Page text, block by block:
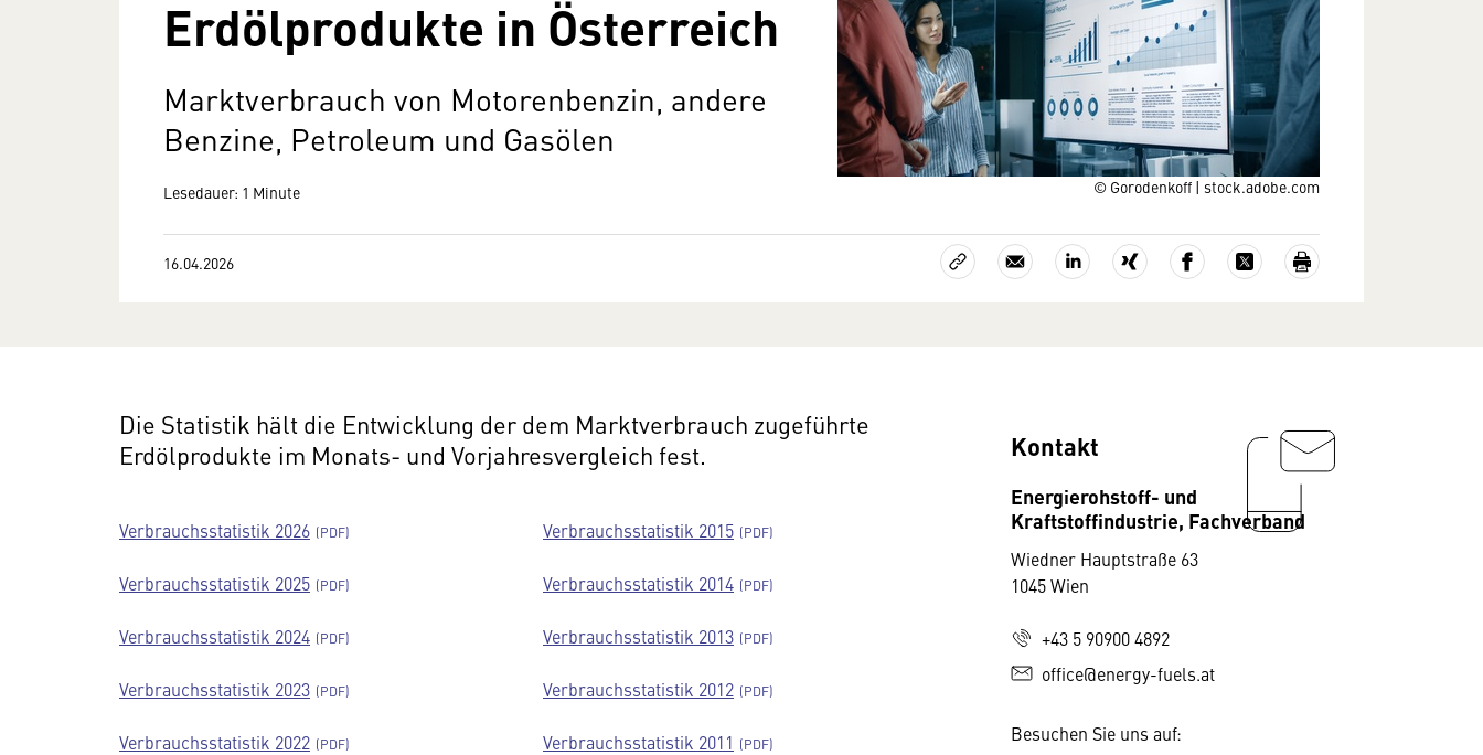
© Gorodenkoff | stock.adobe.com
Erdölprodukte in Österreich
Marktverbrauch von Motorenbenzin, andere
Benzine, Petroleum und Gasölen
Lesedauer: 1 Minute
16.04.2026
Die Statistik hält die Entwicklung der dem Marktverbrauch zugeführte
Erdölprodukte im Monats- und Vorjahresvergleich fest.
Verbrauchsstatistik 2026
Verbrauchsstatistik 2025
Verbrauchsstatistik 2024
Verbrauchsstatistik 2023
Verbrauchsstatistik 2022
Verbrauchsstatistik 2015
Verbrauchsstatistik 2014
Verbrauchsstatistik 2013
Verbrauchsstatistik 2012
Verbrauchsstatistik 2011
Kontakt
Energierohstoff- und
Kraftstoffindustrie, Fachverband
Wiedner Hauptstraße 63
1045 Wien
+43 5 90900 4892
office@energy-fuels.at
Besuchen Sie uns auf: